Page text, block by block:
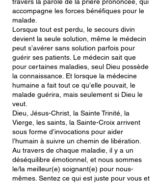
accompagne les forces bénéfiques pour le
malade.
Lorsque tout est perdu, le secours divin
devient la seule solution, même le médecin
peut s’avérer sans solution parfois pour
guérir ses patients. Le médecin sait que
pour certaines maladies, seul Dieu possède
la connaissance. Et lorsque la médecine
humaine a fait tout ce qu’elle pouvait, le
malade guérira, mais seulement si Dieu le
veut.
Dieu, Jésus-Christ, la Sainte Trinité, la
Vierge, les saints, la Sainte-Croix arrivent
sous forme d’invocations pour aider
l’humain à suivre un chemin de libération.
Au travers de chaque maladie, il y a un
déséquilibre émotionnel, et nous sommes
le/la meilleur(e) soignant(e) pour nous-
mêmes. Sentez ce qui est juste pour vous et